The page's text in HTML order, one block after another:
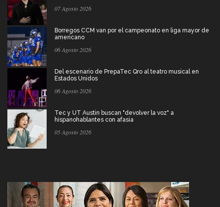
07 Agosto 2026
Borregos CCM van por el campeonato en liga mayor de
americano
06 Agosto 2026
Del escenario de PrepaTec Qro al teatro musical en
Estados Unidos
06 Agosto 2026
Tec y UT Austin buscan "devolver la voz" a
hispanohablantes con afasia
05 Agosto 2026